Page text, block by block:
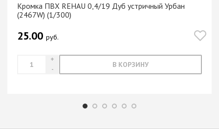
Кромка ПВХ REHAU 0,4/19 Дуб устричный Урбан
(2467W) (1/300)
25.00 руб.
В КОРЗИНУ